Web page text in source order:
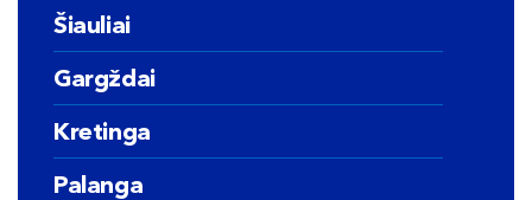
Šiauliai
Gargždai
Kretinga
Palanga